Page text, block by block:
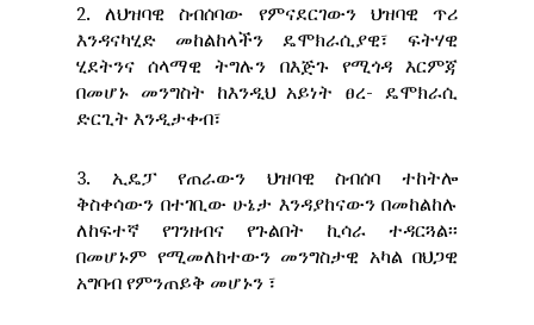
2. ለህዝባዊ ስብሰባው የምናደርገውን ህዝባዊ ጥሪ
እንዳናካሂድ መከልከላችን ዴሞክራሲያዊ፣ ፍትሃዊ
ሂደትንና ሰላማዊ ትግሉን በእጅጉ የሚጎዳ እርምጃ
በመሆኑ መንግስት ከእንዲህ አይነት ፀረ- ዴሞክራሲ
ድርጊት እንዲታቀብ፣
3. ኢዴፓ የጠራውን ህዝባዊ ስብሰባ ተከትሎ
ቅስቀሳውን በተገቢው ሁኔታ እንዳያከናውን በመከልከሉ
ለከፍተኛ የገንዘብና የጉልበት ኪሳራ ተዳርጓል፡፡
በመሆኑም የሚመለከተውን መንግስታዊ አካል በህጋዊ
አግባብ የምንጠይቅ መሆኑን ፣